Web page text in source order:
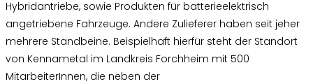
Hybridantriebe, sowie Produkten für batterieelektrisch
angetriebene Fahrzeuge. Andere Zulieferer haben seit jeher
mehrere Standbeine. Beispielhaft hierfür steht der Standort
von Kennametal im Landkreis Forchheim mit 500
MitarbeiterInnen, die neben der